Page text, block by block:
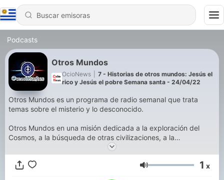
Podcasts
Otros Mundos
OcioNews
7 - Historias de otros mundos: Jesús el
rico y Jesús el pobre Semana santa - 24/04/22
Otros Mundos es un programa de radio semanal que trata
temas sobre el misterio y lo desconocido.
Otros Mundos en una misión dedicada a la exploración del
Cosmos, a la búsqueda de otras civilizaciones, a la
investigación del más allá, al descubrimiento de nuevos
enigmas y misterios, y alcanzar esos horizontes donde nadie
ha podido llegar.
Volumen 1 x